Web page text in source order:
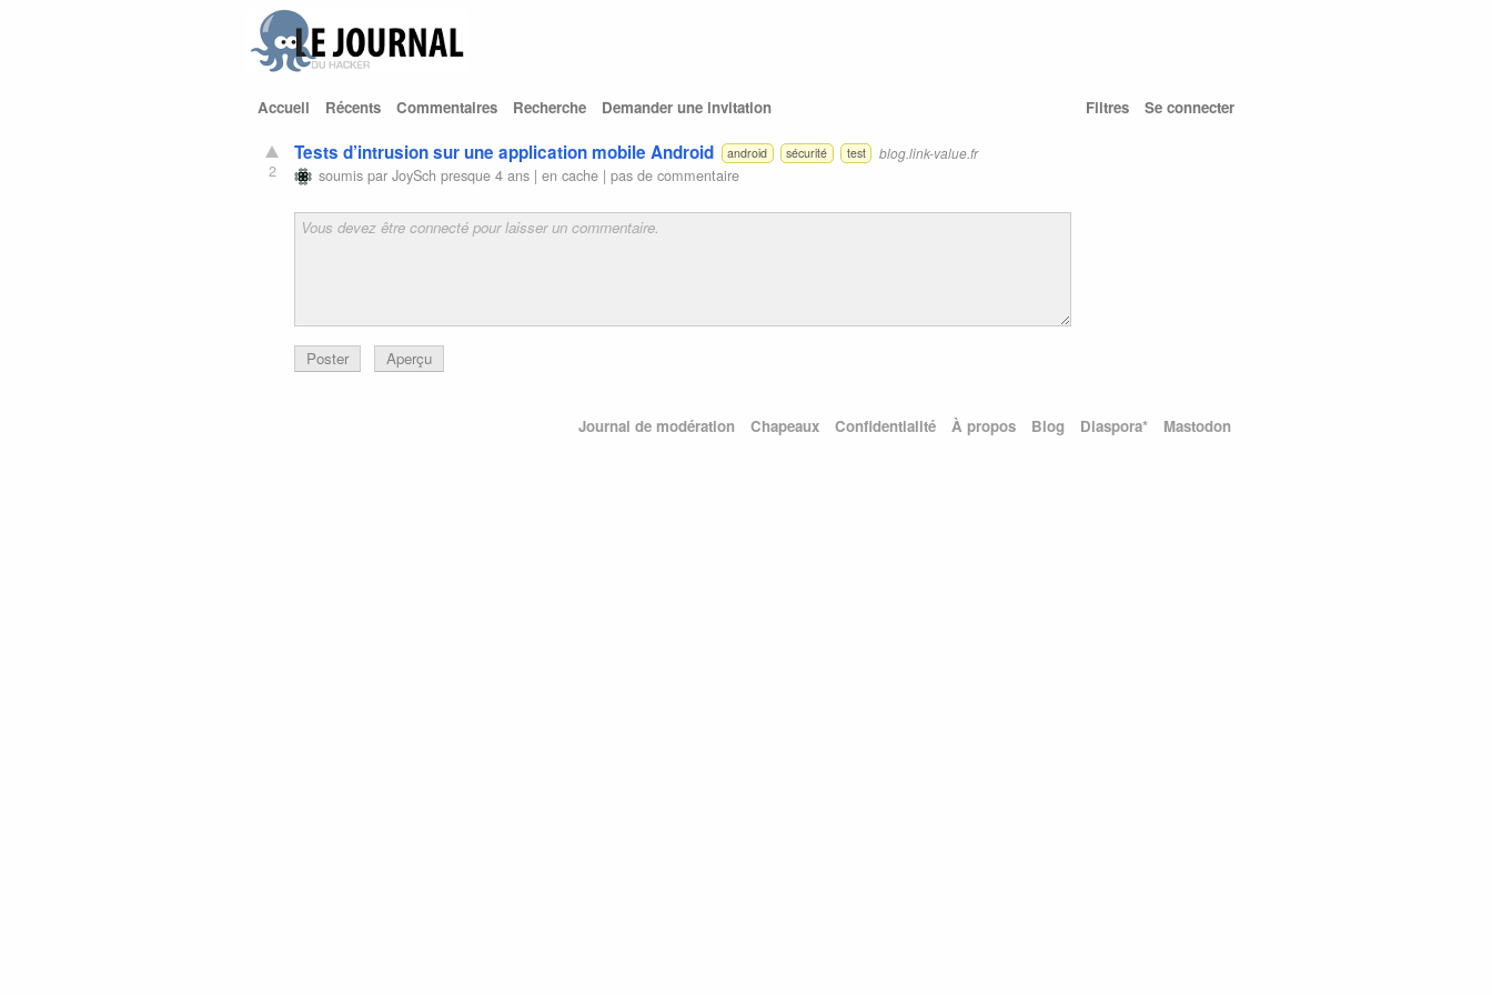
Accueil Récents Commentaires Recherche Demander une invitation Filtres Se connecter
2
Tests d’intrusion sur une application mobile Android android sécurité test blog.link-value.fr
soumis parJoySch presque 4 ans |en cache |pas de commentaire
Poster Aperçu
Journal de modération Chapeaux Confidentialité À propos Blog Diaspora* Mastodon